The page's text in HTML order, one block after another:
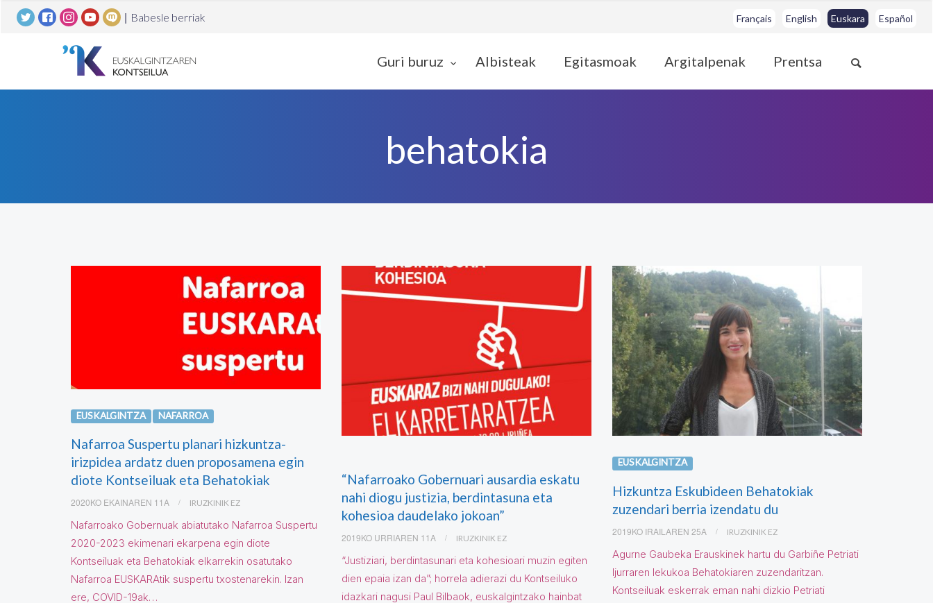
| Babesle berriak Français English Euskara Español
Guri buruz Albisteak Egitasmoak Argitalpenak Prentsa
behatokia
EUSKALGINTZA NAFARROA
Nafarroa Suspertu planari hizkuntza-
irizpidea ardatz duen proposamena egin
diote Kontseiluak eta Behatokiak
2020KO EKAINAREN 11A IRUZKINIK EZ
Nafarroako Gobernuak abiatutako Nafarroa Suspertu
2020-2023 ekimenari ekarpena egin diote
Kontseiluak eta Behatokiak elkarrekin osatutako
Nafarroa EUSKARAtik suspertu txostenarekin. Izan
ere, COVID-19ak…
“Nafarroako Gobernuari ausardia eskatu
nahi diogu justizia, berdintasuna eta
kohesioa daudelako jokoan”
2019KO URRIAREN 11A IRUZKINIK EZ
“Justiziari, berdintasunari eta kohesioari muzin egiten
dien epaia izan da”; horrela adierazi du Kontseiluko
idazkari nagusi Paul Bilbaok, euskalgintzako hainbat
EUSKALGINTZA
Hizkuntza Eskubideen Behatokiak
zuzendari berria izendatu du
2019KO IRAILAREN 25A IRUZKINIK EZ
Agurne Gaubeka Erauskinek hartu du Garbiñe Petriati
Ijurraren lekukoa Behatokiaren zuzendaritzan.
Kontseiluak eskerrak eman nahi dizkio Petriati